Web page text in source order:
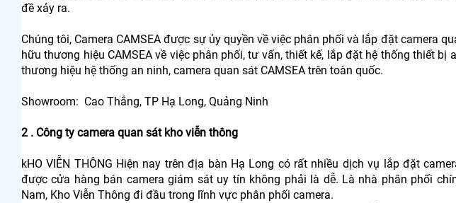
đề xảy ra.
Chúng tôi, Camera CAMSEA được sự ủy quyền về việc phân phối và lắp đặt camera
hữu thương hiệu CAMSEA về việc phân phối, tư vấn, thiết kế, lắp đặt hệ thống thiết bị
thương hiệu hệ thống an ninh, camera quan sát CAMSEA trên toàn quốc.
Showroom: Cao Thắng, TP Hạ Long, Quảng Ninh
2 . Công ty camera quan sát kho viễn thông
kHO VIỄN THÔNG Hiện nay trên địa bàn Hạ Long có rất nhiều dịch vụ lắp đặt
được cửa hàng bán camera giám sát uy tín không phải là dễ. Là nhà phân phối
Nam, Kho Viễn Thông đi đầu trong lĩnh vực phân phối camera.